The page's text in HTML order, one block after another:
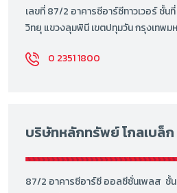
เลขที่ 87/2 อาคารซีอาร์ซีทาวเวอร์ ชั้
วิทยุ แขวงลุมพินี เขตปทุมวัน กรุงเทพม
0 2351 1800
บริษัทหลักทรัพย์ โกลเบล็
87/2 อาคารซีอาร์ซี ออลซีซั่นเพลส ชั้